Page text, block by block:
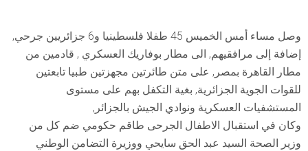
وصل مساء أمس الخميس 45 طفلا فلسطينيا و6 جزائريين جرحي,
إضافة إلى مرافقيهم, الى مطار بوفاريك العسكري , قادمين من
مطار القاهرة بمصر, على متن طائرتين مجهزتين طبيا تابعتين
للقوات الجوية الجزائرية, بغية التكفل بهم على مستوى
المستشفيات العسكرية ونوادي الجيش بالجزائر,
وكان في استقبال الاطفال الجرحى طاقم حكومي ضم كل من
وزير الصحة السيد عبد الحق سايحي ووزيرة التضامن الوطني